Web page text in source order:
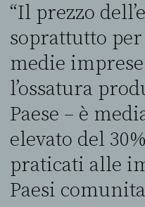
“Il prezzo
soprattutto
medie
l’ossatura
Paese – è
elevato del
praticati alle
Paesi